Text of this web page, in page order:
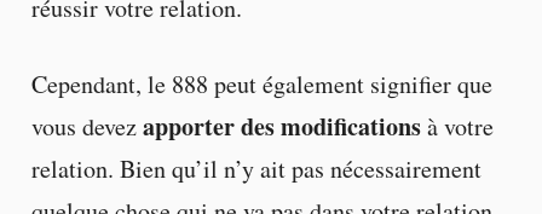
réussir votre relation.
Cependant, le 888 peut également signifier que
vous devezapporter des modificationsà votre
relation. Bien qu’il n’y ait pas nécessairement